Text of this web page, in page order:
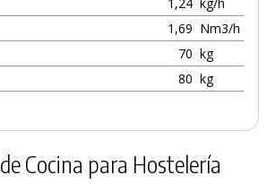
1,69 Nm3/h
70 kg
80 kg
Cocina para Hostelería